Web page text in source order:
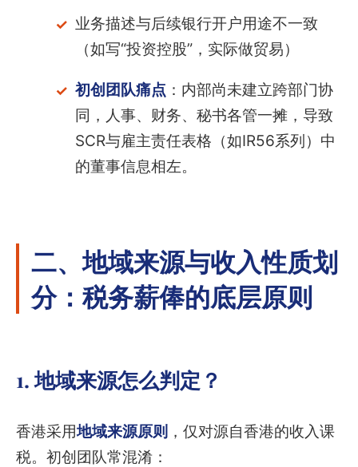
业务描述与后续银行开户用途不一致
（如写“投资控股”，实际做贸易）
初创团队痛点 ：内部尚未建立跨部门协
同，人事、财务、秘书各管一摊，导致
SCR与雇主责任表格（如IR56系列）中
的董事信息相左。
二、地域来源与收入性质划
分：税务薪俸的底层原则
1. 地域来源怎么判定？
香港采用地域来源原则 ，仅对源自香港的收入课
税。初创团队常混淆：